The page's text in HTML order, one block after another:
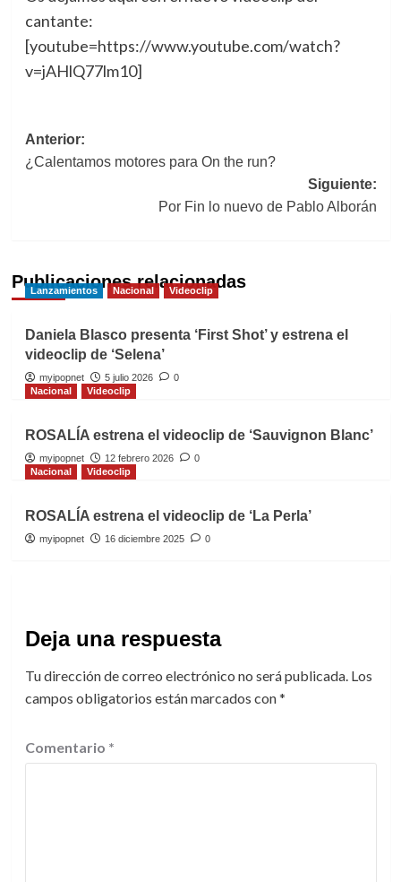
cantante:
[youtube=https://www.youtube.com/watch?
v=jAHlQ77lm10]
Navegación
de
Anterior:
¿Calentamos motores para On the run?
Siguiente:
Por Fin lo nuevo de Pablo Alborán
Publicaciones relacionadas
Lanzamientos Nacional Videoclip
Daniela Blasco presenta ‘First Shot’ y estrena el
videoclip de ‘Selena’
myipopnet 5 julio 2026
0
Nacional
Videoclip
ROSALÍA estrena el videoclip de ‘Sauvignon Blanc’
myipopnet 12 febrero 2026
0
Nacional
Videoclip
ROSALÍA estrena el videoclip de ‘La Perla’
myipopnet 16 diciembre 2025 0
Deja una respuesta
Tu dirección de correo electrónico no será publicada. Los
campos obligatorios están marcados con*
Comentario *